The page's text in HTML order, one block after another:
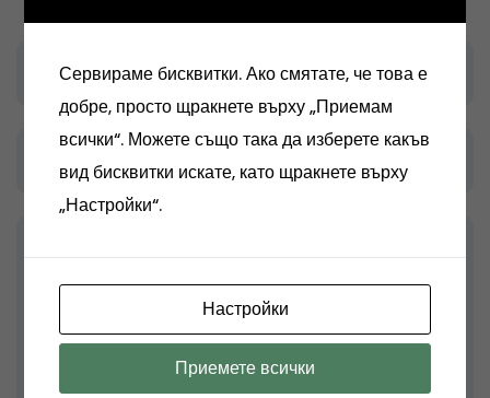
Сервираме бисквитки. Ако смятате, че това е
добре, просто щракнете върху „Приемам
всички“. Можете също така да изберете какъв
вид бисквитки искате, като щракнете върху
„Настройки“.
Настройки
Приемете всички